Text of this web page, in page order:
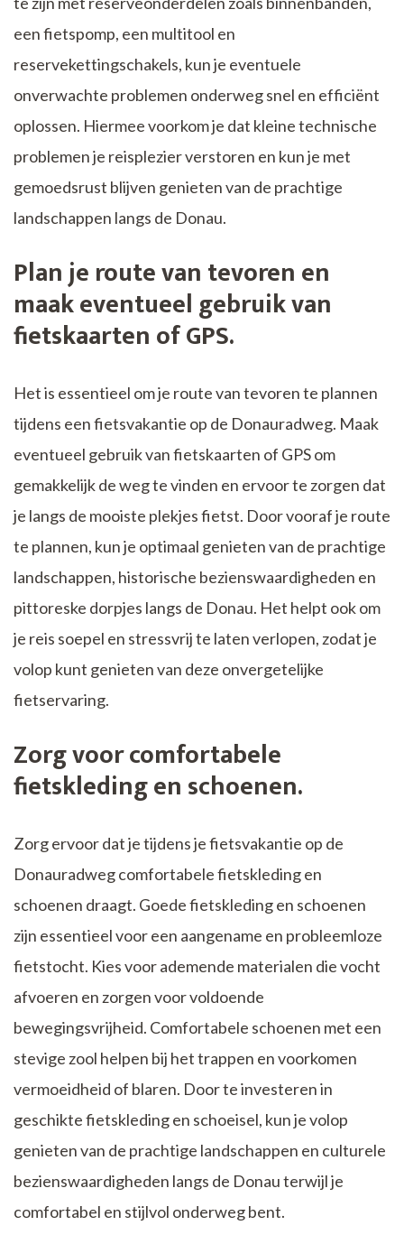
een fietspomp, een multitool en
reservekettingschakels, kun je eventuele
onverwachte problemen onderweg snel en efficiënt
oplossen. Hiermee voorkom je dat kleine technische
problemen je reisplezier verstoren en kun je met
gemoedsrust blijven genieten van de prachtige
landschappen langs de Donau.
Plan je route van tevoren en
maak eventueel gebruik van
fietskaarten of GPS.
Het is essentieel om je route van tevoren te plannen
tijdens een fietsvakantie op de Donauradweg. Maak
eventueel gebruik van fietskaarten of GPS om
gemakkelijk de weg te vinden en ervoor te zorgen dat
je langs de mooiste plekjes fietst. Door vooraf je route
te plannen, kun je optimaal genieten van de prachtige
landschappen, historische bezienswaardigheden en
pittoreske dorpjes langs de Donau. Het helpt ook om
je reis soepel en stressvrij te laten verlopen, zodat je
volop kunt genieten van deze onvergetelijke
fietservaring.
Zorg voor comfortabele
fietskleding en schoenen.
Zorg ervoor dat je tijdens je fietsvakantie op de
Donauradweg comfortabele fietskleding en
schoenen draagt. Goede fietskleding en schoenen
zijn essentieel voor een aangename en probleemloze
fietstocht. Kies voor ademende materialen die vocht
afvoeren en zorgen voor voldoende
bewegingsvrijheid. Comfortabele schoenen met een
stevige zool helpen bij het trappen en voorkomen
vermoeidheid of blaren. Door te investeren in
geschikte fietskleding en schoeisel, kun je volop
genieten van de prachtige landschappen en culturele
bezienswaardigheden langs de Donau terwijl je
comfortabel en stijlvol onderweg bent.